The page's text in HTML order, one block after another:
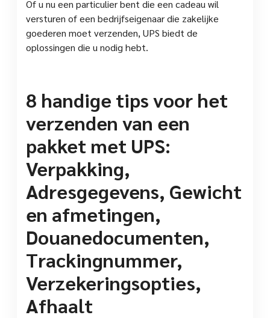
Of u nu een particulier bent die een cadeau wil
versturen of een bedrijfseigenaar die zakelijke
goederen moet verzenden, UPS biedt de
oplossingen die u nodig hebt.
8 handige tips voor het
verzenden van een
pakket met UPS:
Verpakking,
Adresgegevens, Gewicht
en afmetingen,
Douanedocumenten,
Trackingnummer,
Verzekeringsopties,
Afhaalt